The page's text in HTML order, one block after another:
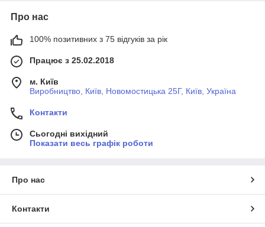
Про нас
100% позитивних з 75 відгуків за рік
Працює з 25.02.2018
м. Київ
Виробництво, Київ, Новомостицька 25Г, Київ, Україна
Контакти
Сьогодні вихідний
Показати весь графік роботи
Про нас
Контакти